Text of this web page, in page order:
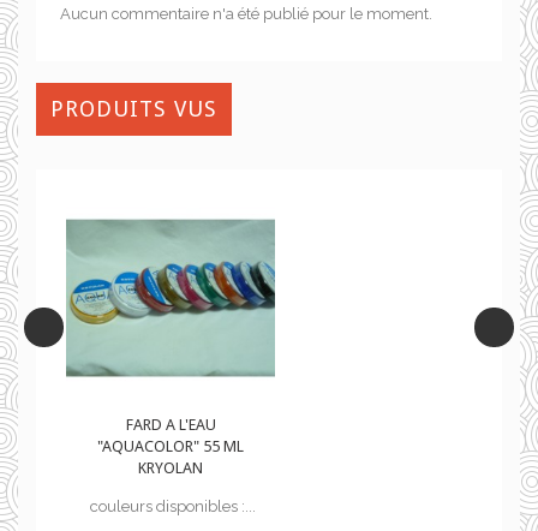
Aucun commentaire n'a été publié pour le moment.
PRODUITS VUS
FARD A L'EAU
"AQUACOLOR" 55 ML
KRYOLAN
couleurs disponibles :...